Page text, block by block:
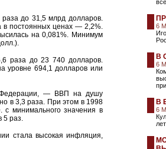
до 31,5 млрд долларов.
в постоянных ценах — 2,2%.
на 0,081%. Минимум
раза до 23 740 долларов.
уровне 694,1 долларов или
Федерации, — ВВП на душу
в 3,3 раза. При этом в 1998
минимального значения в
5 раз.
стала высокая инфляция,
6
В
6
В
6